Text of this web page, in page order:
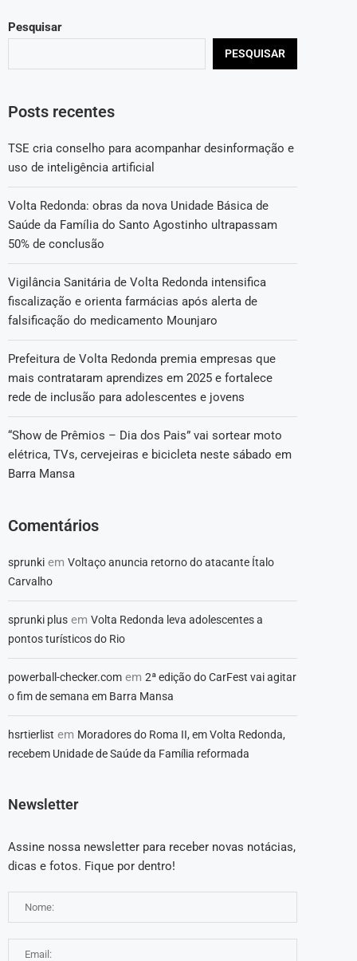
Pesquisar
PESQUISAR
Posts recentes
TSE cria conselho para acompanhar desinformação e
uso de inteligência artificial
Volta Redonda: obras da nova Unidade Básica de
Saúde da Família do Santo Agostinho ultrapassam
50% de conclusão
Vigilância Sanitária de Volta Redonda intensifica
fiscalização e orienta farmácias após alerta de
falsificação do medicamento Mounjaro
Prefeitura de Volta Redonda premia empresas que
mais contrataram aprendizes em 2025 e fortalece
rede de inclusão para adolescentes e jovens
“Show de Prêmios – Dia dos Pais” vai sortear moto
elétrica, TVs, cervejeiras e bicicleta neste sábado em
Barra Mansa
Comentários
sprunki em Voltaço anuncia retorno do atacante Ítalo
Carvalho
sprunki plus em Volta Redonda leva adolescentes a
pontos turísticos do Rio
powerball-checker.com em 2ª edição do CarFest vai agitar
o fim de semana em Barra Mansa
hsrtierlist em Moradores do Roma II, em Volta Redonda,
recebem Unidade de Saúde da Família reformada
Newsletter
Assine nossa newsletter para receber novas notácias,
dicas e fotos. Fique por dentro!